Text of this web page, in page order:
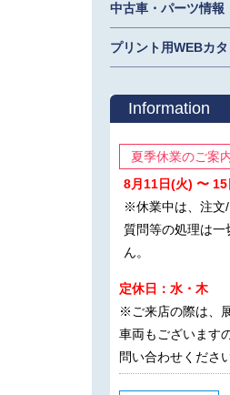
中古車・パーツ情報
プリント用WEBカ
Information
夏季休業のご案
8月11日(火) 〜 15
※休業中は、注文
質問等の処理は一
ん。
定休日：水・木
※ご来店の際は、
車両もございます
問い合わせください